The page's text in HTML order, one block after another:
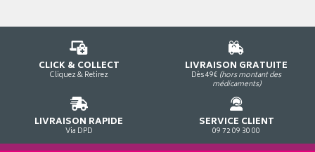
CLICK & COLLECT
Cliquez & Retirez
LIVRAISON GRATUITE
Dès 49€ (hors montant des
médicaments)
LIVRAISON RAPIDE
Via DPD
SERVICE CLIENT
09 72 09 30 00